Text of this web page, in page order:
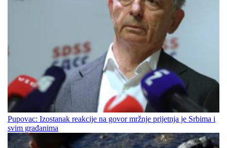
Pupovac: Izostanak reakcije na govor mržnje prijetnja je Srbima i
svim građanima